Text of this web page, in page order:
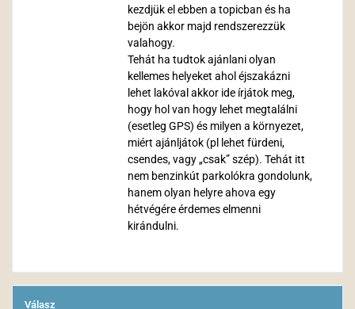
kezdjük el ebben a topicban és ha
bejön akkor majd rendszerezzük
valahogy.
Tehát ha tudtok ajánlani olyan
kellemes helyeket ahol éjszakázni
lehet lakóval akkor ide írjátok meg,
hogy hol van hogy lehet megtalálni
(esetleg GPS) és milyen a környezet,
miért ajánljátok (pl lehet fürdeni,
csendes, vagy „csak” szép). Tehát itt
nem benzinkút parkolókra gondolunk,
hanem olyan helyre ahova egy
hétvégére érdemes elmenni
kirándulni.
Válasz